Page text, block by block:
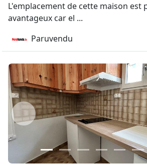
L'emplacement de cette maison est
avantageux car el ...
Paruvendu